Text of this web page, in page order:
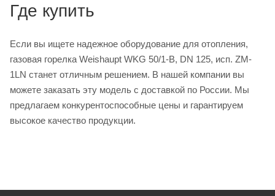
Где купить
Если вы ищете надежное оборудование для отопления,
газовая горелка Weishaupt WKG 50/1-B, DN 125, исп. ZM-
1LN станет отличным решением. В нашей компании вы
можете заказать эту модель с доставкой по России. Мы
предлагаем конкурентоспособные цены и гарантируем
высокое качество продукции.